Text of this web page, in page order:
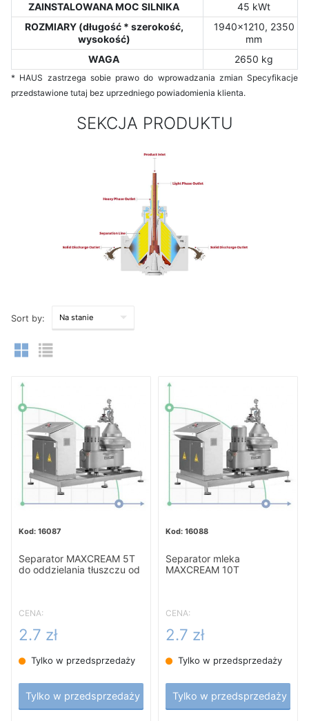
ZAINSTALOWANA MOC SILNIKA
45 kWt
ROZMIARY (długość * szerokość,
wysokość)
1940x1210, 2350
mm
WAGA
2650 kg
* HAUS zastrzega sobie prawo do wprowadzania zmian Specyfikacje
przedstawione tutaj bez uprzedniego powiadomienia klienta.
SEKCJA PRODUKTU
Sort by:
16087
Separator MAXCREAM 5T
do oddzielania tłuszczu od
CENA:
2.7 zł
Tylko w przedsprzedaży
Tylko w przedsprzedaży
16088
Separator mleka
MAXCREAM 10T
CENA:
2.7 zł
Tylko w przedsprzedaży
Tylko w przedsprzedaży